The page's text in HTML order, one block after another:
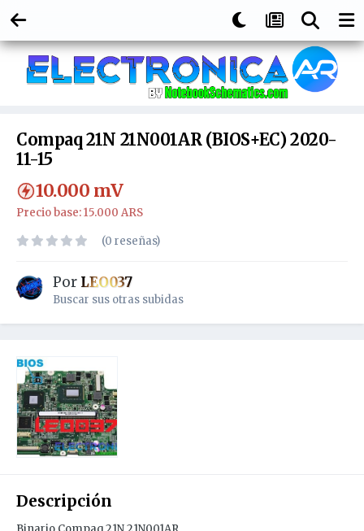
Compaq 21N 21N001AR (BIOS+EC) 2020-
11-15
10.000 mV
Precio base: 15.000 ARS
(0 reseñas)
Por LEO037
Buscar sus otras subidas
Descripción